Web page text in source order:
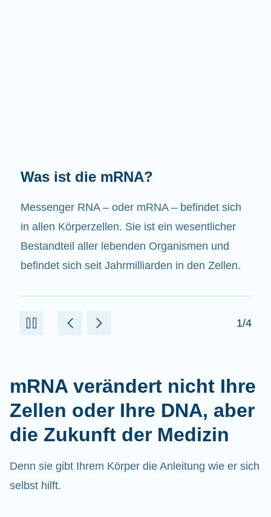
Welche Aufgaben hat die mRNA?
Wie der Name schon sagt, ist die mRNA ein
Bote. Sie interagiert mit anderen Komponenten
in den Zellen, die zur Bildung von Proteinen
beitragen.
2/4
mRNA verändert nicht Ihre
Zellen oder Ihre DNA, aber
die Zukunft der Medizin
Denn sie gibt Ihrem Körper die Anleitung wie er sich
selbst hilft.